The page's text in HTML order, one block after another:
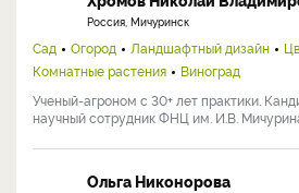
Россия, Мичуринск
Сад Огород Ландшафтный дизайн
Комнатные растения
Виноград
Ученый-агроном с 30+ лет практики.
научный сотрудник ФНЦ им. И.В. Мичурина,
Ольга Никонорова